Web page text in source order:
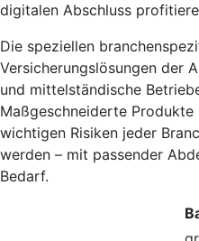
digitalen Abschluss
Die speziellen
Versicherungslösungen der
und mittelständische
Maßgeschneiderte
wichtigen Risiken jeder
werden – mit passender
Bedarf.